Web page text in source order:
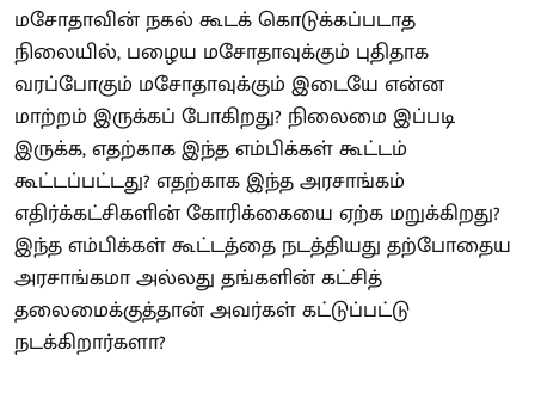
மசோதாவின் நகல் கூடக் கொடுக்கப்படாத
நிலையில், பழைய மசோதாவுக்கும் புதிதாக
வரப்போகும் மசோதாவுக்கும் இடையே என்ன
மாற்றம் இருக்கப் போகிறது? நிலைமை இப்படி
இருக்க, எதற்காக இந்த எம்பிக்கள் கூட்டம்
கூட்டப்பட்டது? எதற்காக இந்த அரசாங்கம்
எதிர்க்கட்சிகளின் கோரிக்கையை ஏற்க மறுக்கிறது?
இந்த எம்பிக்கள் கூட்டத்தை நடத்தியது தற்போதைய
அரசாங்கமா அல்லது தங்களின் கட்சித்
தலைமைக்குத்தான் அவர்கள் கட்டுப்பட்டு
நடக்கிறார்களா?